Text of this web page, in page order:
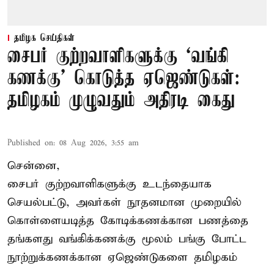
தமிழக செய்திகள்
சைபர் குற்றவாளிகளுக்கு ‘வங்கி
கணக்கு’ கொடுத்த ஏஜெண்டுகள்:
தமிழகம் முழுவதும் அதிரடி கைது
Published on: 08 Aug 2026, 3:55 am
சென்னை,
சைபர் குற்றவாளிகளுக்கு உடந்தையாக
செயல்பட்டு, அவர்கள் நூதனமான முறையில்
கொள்ளையடித்த கோடிக்கணக்கான பணத்தை
தங்களது வங்கிக்கணக்கு மூலம் பங்கு போட்ட
நூற்றுக்கணக்கான ஏஜெண்டுகளை தமிழகம்